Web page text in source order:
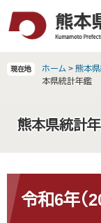
現在地 ホーム > 熊本
本県統計年鑑
熊本県統計
文 令和6年（